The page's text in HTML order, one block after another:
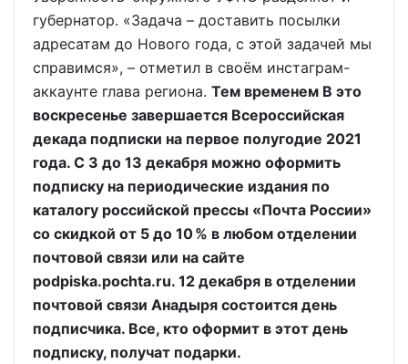
губернатор. «Задача – доставить посылки
адресатам до Нового года, с этой задачей мы
справимся», – отметил в своём инстаграм-
аккаунте глава региона. Тем временем В это
воскресенье завершается Всероссийская
декада подписки на первое полугодие 2021
года. С 3 до 13 декабря можно оформить
подписку на периодические издания по
каталогу российской прессы «Почта России»
со скидкой от 5 до 10 % в любом отделении
почтовой связи или на сайте
podpiska.pochta.ru. 12 декабря в отделении
почтовой связи Анадыря состоится день
подписчика. Все, кто оформит в этот день
подписку, получат подарки.